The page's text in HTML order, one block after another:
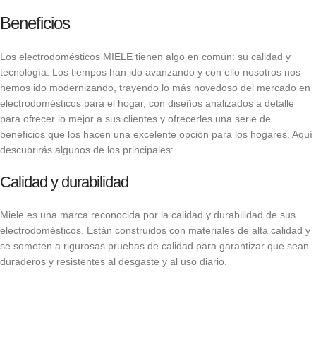
Beneficios
Los electrodomésticos MIELE tienen algo en común: su calidad y
tecnología. Los tiempos han ido avanzando y con ello nosotros nos
hemos ido modernizando, trayendo lo más novedoso del mercado en
electrodomésticos para el hogar, con diseños analizados a detalle
para ofrecer lo mejor a sus clientes y ofrecerles una serie de
beneficios que los hacen una excelente opción para los hogares. Aquí
descubrirás algunos de los principales:
Calidad y durabilidad
Miele es una marca reconocida por la calidad y durabilidad de sus
electrodomésticos. Están construidos con materiales de alta calidad y
se someten a rigurosas pruebas de calidad para garantizar que sean
duraderos y resistentes al desgaste y al uso diario.